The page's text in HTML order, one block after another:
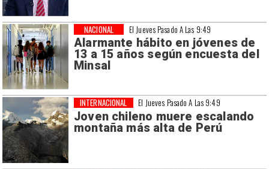
El Jueves Pasado A Las 9:49
Alarmante hábito en jóvenes de
13 a 15 años según encuesta del
Minsal
NACIONAL
El Jueves Pasado A Las 9:49
Joven chileno muere escalando
montaña más alta de Perú
INTERNACIONAL